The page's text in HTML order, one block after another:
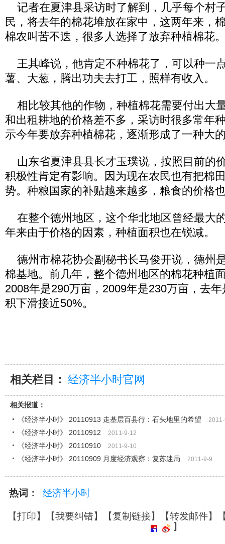
记者在夏津县采访时了解到，几乎每个村
民，将去年的棉花堆放在家中，这两年来，
棉农叫苦不迭，很多人选择了放弃种植棉花
王其峰说，他肯定不种棉花了，可以种一
薯、大葱，腾出功夫去打工，照样有收入。
相比较其他的作物，种植棉花需要付出大
和出租耕地的价格差不多，采访时很多常年
示今年要放弃种植棉花，逐渐形成了一种大
山东省夏津县县长才玉璞说，按照目前的
积极性肯定有影响。因为现在农民也有把棉
势。种粮国家的补贴越来越多，粮食的价格
在整个德州地区，这个华北地区曾经最大
年来由于价格的因素，种植面积也在锐减。
德州市棉花协会副秘书长马俊开说，德州
棉基地。前几年，整个德州地区的棉花种植
2008年是290万亩，2009年是230万亩，去
积下滑接近50%。
相关栏目： 经济半小时官网
相关报道：
《经济半小时》 20110913 走基层百县行：石头地里的希望
《经济半小时》 20110912 2011-9-12
《经济半小时》 20110910 2011-9-10
《经济半小时》 20110909 月度经济观察：复苏迷局 2011-9-9
热词： 经济半小时
【打印】【我要纠错】【复制链接】【转发邮件】
】